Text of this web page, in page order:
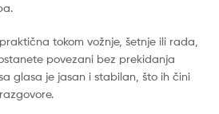
tokom vožnje, šetnje ili rada,
povezani bez prekidanja
glasa je jasan i stabilan, što ih čini